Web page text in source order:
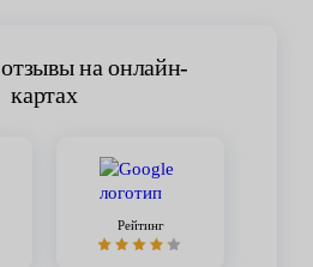
на онлайн-
картах
Рейтинг